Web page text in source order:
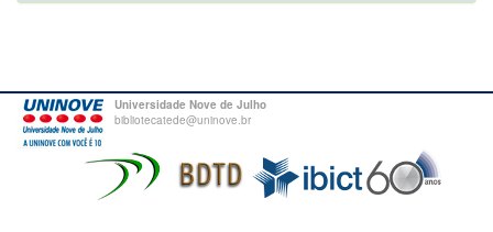
Universidade Nove de Julho
bibliotecatede@uninove.br